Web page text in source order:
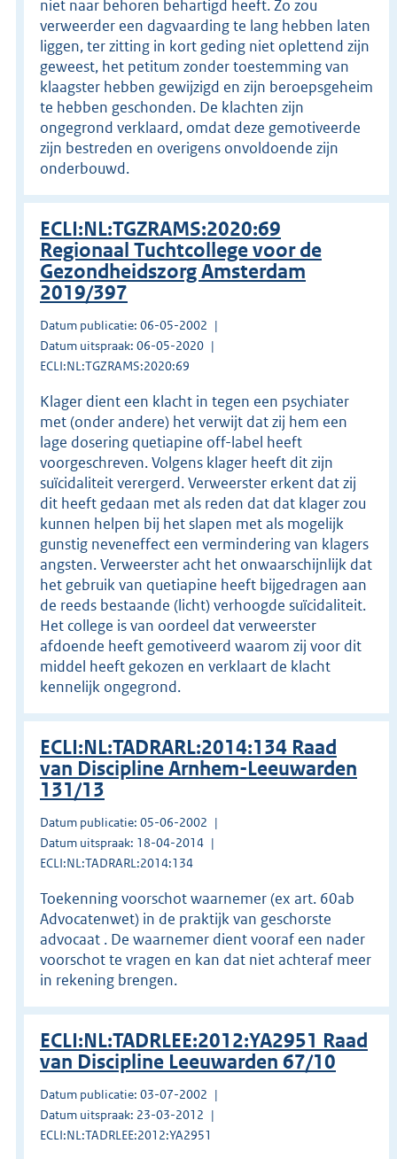
niet naar behoren behartigd heeft. Zo zou
verweerder een dagvaarding te lang hebben laten
liggen, ter zitting in kort geding niet oplettend zijn
geweest, het petitum zonder toestemming van
klaagster hebben gewijzigd en zijn beroepsgeheim
te hebben geschonden. De klachten zijn
ongegrond verklaard, omdat deze gemotiveerde
zijn bestreden en overigens onvoldoende zijn
onderbouwd.
ECLI:NL:TGZRAMS:2020:69
Regionaal Tuchtcollege voor de
Gezondheidszorg Amsterdam
2019/397
Datum publicatie: 06-05-2002
Datum uitspraak: 06-05-2020
ECLI:NL:TGZRAMS:2020:69
Klager dient een klacht in tegen een psychiater
met (onder andere) het verwijt dat zij hem een
lage dosering quetiapine off-label heeft
voorgeschreven. Volgens klager heeft dit zijn
suïcidaliteit verergerd. Verweerster erkent dat zij
dit heeft gedaan met als reden dat dat klager zou
kunnen helpen bij het slapen met als mogelijk
gunstig neveneffect een vermindering van klagers
angsten. Verweerster acht het onwaarschijnlijk dat
het gebruik van quetiapine heeft bijgedragen aan
de reeds bestaande (licht) verhoogde suïcidaliteit.
Het college is van oordeel dat verweerster
afdoende heeft gemotiveerd waarom zij voor dit
middel heeft gekozen en verklaart de klacht
kennelijk ongegrond.
ECLI:NL:TADRARL:2014:134 Raad
van Discipline Arnhem-Leeuwarden
131/13
Datum publicatie: 05-06-2002
Datum uitspraak: 18-04-2014
ECLI:NL:TADRARL:2014:134
Toekenning voorschot waarnemer (ex art. 60ab
Advocatenwet) in de praktijk van geschorste
advocaat . De waarnemer dient vooraf een nader
voorschot te vragen en kan dat niet achteraf meer
in rekening brengen.
ECLI:NL:TADRLEE:2012:YA2951 Raad
van Discipline Leeuwarden 67/10
Datum publicatie: 03-07-2002
Datum uitspraak: 23-03-2012
ECLI:NL:TADRLEE:2012:YA2951